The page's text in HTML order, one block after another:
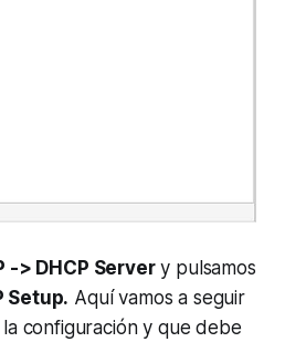
-> DHCP Servery pulsamos
Setup. Aquí vamos a seguir
la configuración y que debe